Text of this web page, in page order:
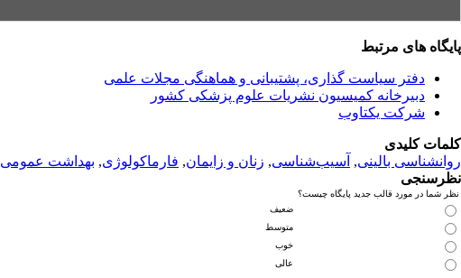
پایگاه های مرتبط
دفتر سیاست گذاری، پشتیبانی و هماهنگی مجلات علمی
دبیرخانه کمیسیون نشریات علوم پزشکی کشور
شرکت یکتاوب
کلمات کلیدی
روانشناسی بالینی, آسیب‌شناسی, زنان و زایمان, فارماکولوژی, بهداشت عمومی
نظرسنجی
نظر شما در مورد قالب جدید پایگاه چیست؟
ضعیف
متوسط
خوب
عالی